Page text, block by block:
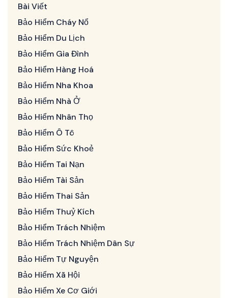
Bài Viết
Bảo Hiểm Cháy Nổ
Bảo Hiểm Du Lịch
Bảo Hiểm Gia Đình
Bảo Hiểm Hàng Hoá
Bảo Hiểm Nha Khoa
Bảo Hiểm Nhà Ở
Bảo Hiểm Nhân Thọ
Bảo Hiểm Ô Tô
Bảo Hiểm Sức Khoẻ
Bảo Hiểm Tai Nạn
Bảo Hiểm Tài Sản
Bảo Hiểm Thai Sản
Bảo Hiểm Thuỷ Kích
Bảo Hiểm Trách Nhiệm
Bảo Hiểm Trách Nhiệm Dân Sự
Bảo Hiểm Tự Nguyện
Bảo Hiểm Xã Hội
Bảo Hiểm Xe Cơ Giới